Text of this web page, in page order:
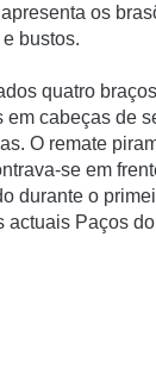
os
bustos.
quatro
em cabeças de
O remate
se em
durante o
actuais Paços